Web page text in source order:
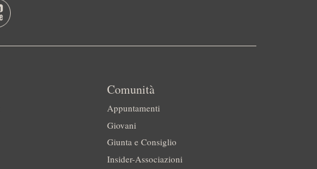
Comunità
Appuntamenti
Giovani
Giunta e Consiglio
Insider-Associazioni